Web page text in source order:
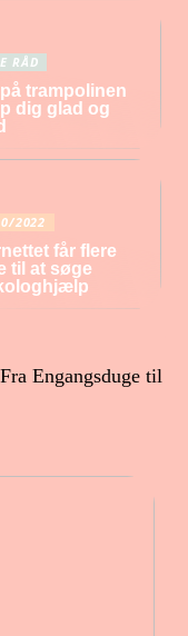
RÅD
trampolinen
dig glad og
2022
får flere
til at søge
Engangsduge til